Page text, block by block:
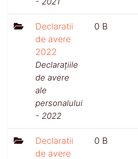
Declaratii
de avere
2022
Declarațiile
de avere
ale
personalului
- 2022
0 B
Declaratii
de avere
0 B